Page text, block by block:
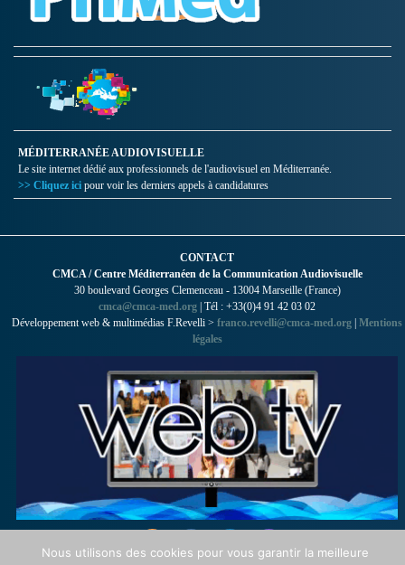
MÉDITERRANÉE AUDIOVISUELLE
Le site internet dédié aux professionnels de l'audiovisuel en Méditerranée.
>> Cliquez ici pour voir les derniers appels à candidatures
CONTACT
CMCA / Centre Méditerranéen de la Communication Audiovisuelle
30 boulevard Georges Clemenceau - 13004 Marseille (France)
cmca@cmca-med.org | Tél : +33(0)4 91 42 03 02
Développement web & multimédias F.Revelli > franco.revelli@cmca-med.org | Mentions
légales
Nous utilisons des cookies pour vous garantir la meilleure